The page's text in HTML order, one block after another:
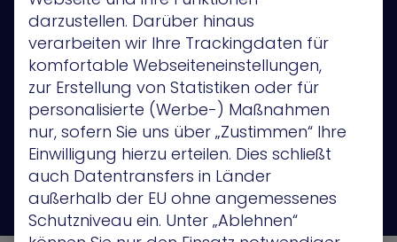
Technology Partners
Privacy Policy
Anwendungsfälle
Privacy Policy
darzustellen. Darüber hinaus
verarbeiten wir Ihre Trackingdaten für
komfortable Webseiteneinstellungen,
zur Erstellung von Statistiken oder für
personalisierte (Werbe-) Maßnahmen
nur, sofern Sie uns über „Zustimmen“ Ihre
Einwilligung hierzu erteilen. Dies schließt
auch Datentransfers in Länder
außerhalb der EU ohne angemessenes
Schutzniveau ein. Unter „Ablehnen“